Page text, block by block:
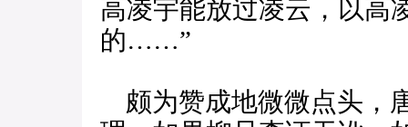
高凌宇能放过凌云，以高
的……”
颇为赞成地微微点头，